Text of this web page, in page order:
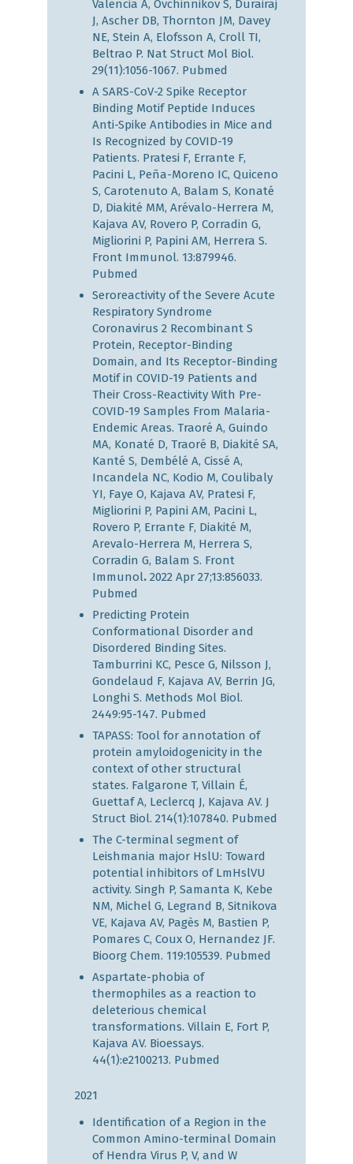
Valencia A, Ovchinnikov S, Durairaj
J, Ascher DB, Thornton JM, Davey
NE, Stein A, Elofsson A, Croll TI,
Beltrao P. Nat Struct Mol Biol.
29(11):1056-1067. Pubmed
A SARS-CoV-2 Spike Receptor
Binding Motif Peptide Induces
Anti-Spike Antibodies in Mice and
Is Recognized by COVID-19
Patients. Pratesi F, Errante F,
Pacini L, Peña-Moreno IC, Quiceno
S, Carotenuto A, Balam S, Konaté
D, Diakité MM, Arévalo-Herrera M,
Kajava AV, Rovero P, Corradin G,
Migliorini P, Papini AM, Herrera S.
Front Immunol. 13:879946.
Pubmed
Seroreactivity of the Severe Acute
Respiratory Syndrome
Coronavirus 2 Recombinant S
Protein, Receptor-Binding
Domain, and Its Receptor-Binding
Motif in COVID-19 Patients and
Their Cross-Reactivity With Pre-
COVID-19 Samples From Malaria-
Endemic Areas. Traoré A, Guindo
MA, Konaté D, Traoré B, Diakité SA,
Kanté S, Dembélé A, Cissé A,
Incandela NC, Kodio M, Coulibaly
YI, Faye O, Kajava AV, Pratesi F,
Migliorini P, Papini AM, Pacini L,
Rovero P, Errante F, Diakité M,
Arevalo-Herrera M, Herrera S,
Corradin G, Balam S. Front
Immunol. 2022 Apr 27;13:856033.
Pubmed
Predicting Protein
Conformational Disorder and
Disordered Binding Sites.
Tamburrini KC, Pesce G, Nilsson J,
Gondelaud F, Kajava AV, Berrin JG,
Longhi S. Methods Mol Biol.
2449:95-147. Pubmed
TAPASS: Tool for annotation of
protein amyloidogenicity in the
context of other structural
states. Falgarone T, Villain É,
Guettaf A, Leclercq J, Kajava AV. J
Struct Biol. 214(1):107840. Pubmed
The C-terminal segment of
Leishmania major HslU: Toward
potential inhibitors of LmHslVU
activity. Singh P, Samanta K, Kebe
NM, Michel G, Legrand B, Sitnikova
VE, Kajava AV, Pagès M, Bastien P,
Pomares C, Coux O, Hernandez JF.
Bioorg Chem. 119:105539. Pubmed
Aspartate-phobia of
thermophiles as a reaction to
deleterious chemical
transformations. Villain E, Fort P,
Kajava AV. Bioessays.
44(1):e2100213. Pubmed
2021
Identification of a Region in the
Common Amino-terminal Domain
of Hendra Virus P, V, and W